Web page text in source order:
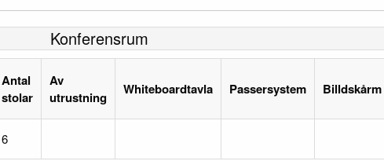
Konferensrum
Antal
stolar
Av
utrustning
Whiteboardtavla Passersystem Billdskårm
6